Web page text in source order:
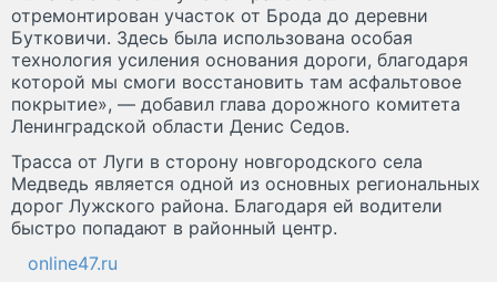
отремонтирован участок от Брода до деревни
Бутковичи. Здесь была использована особая
технология усиления основания дороги, благодаря
которой мы смоги восстановить там асфальтовое
покрытие», — добавил глава дорожного комитета
Ленинградской области Денис Седов.
Трасса от Луги в сторону новгородского села
Медведь является одной из основных региональных
дорог Лужского района. Благодаря ей водители
быстро попадают в районный центр.
online47.ru